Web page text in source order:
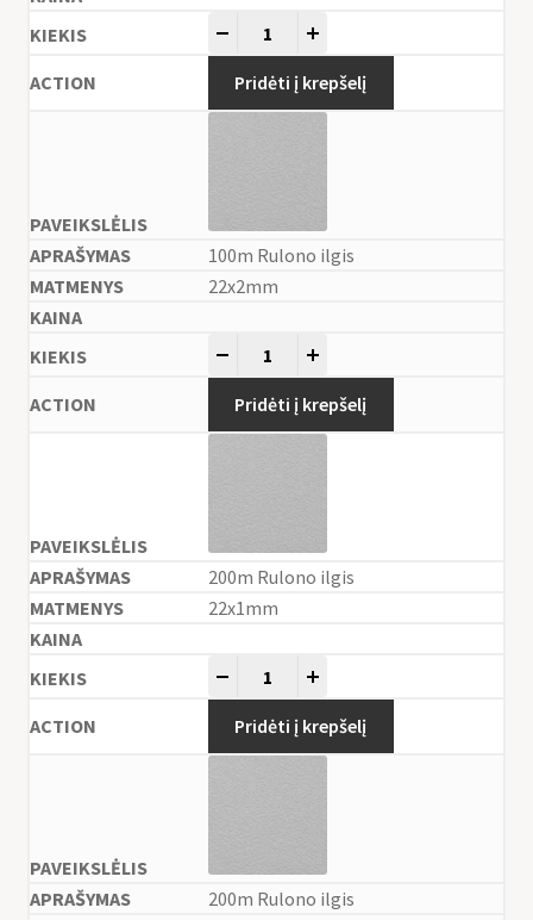
Pridėti į krepšelį
100m Rulono ilgis
22x2mm
Pridėti į krepšelį
200m Rulono ilgis
22x1mm
Pridėti į krepšelį
200m Rulono ilgis